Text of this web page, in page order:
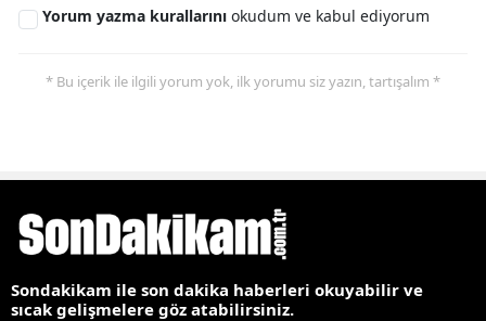
Yorum yazma kurallarını okudum ve kabul ediyorum
* Bu içerik ile ilgili yorum yok, ilk yorumu siz yazın, tartışalım *
Sondakikam ile son dakika haberleri okuyabilir ve
sıcak gelişmelere göz atabilirsiniz.